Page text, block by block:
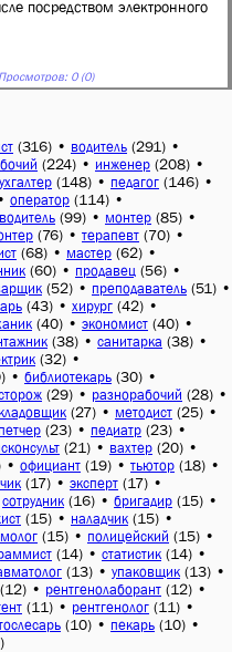
посредством электронного
Просмотров: 0 (0)
(316) • водитель (291) •
(224) • инженер (208) •
(148) • педагог (146) •
оператор (114) •
(99) • монтер (85) •
(76) • терапевт (70) •
(68) • мастер (62) •
(60) • продавец (56) •
(52) • преподаватель (51) •
(43) • хирург (42) •
(40) • экономист (40) •
(38) • санитарка (38) •
(32) •
• библиотекарь (30) •
(29) • разнорабочий (28) •
кладовщик (27) • методист (25) •
(23) • педиатр (23) •
(21) • вахтер (20) •
• официант (19) • тьютор (18) •
(17) • эксперт (17) •
сотрудник (16) • бригадир (15) •
(15) • наладчик (15) •
(15) • полицейский (15) •
(14) • статистик (14) •
(13) • упаковщик (13) •
(12) • рентгенолаборант (12) •
(11) • рентгенолог (11) •
(10) • пекарь (10) •